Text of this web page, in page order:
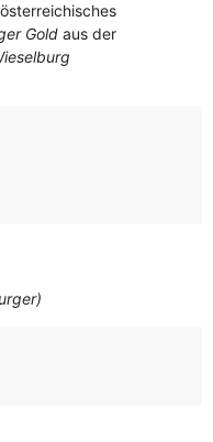
Gold aus der